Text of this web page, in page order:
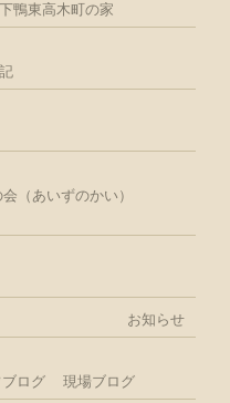
鴨東高木町の家
会（あいずのかい）
お知らせ
ログ 現場ブログ